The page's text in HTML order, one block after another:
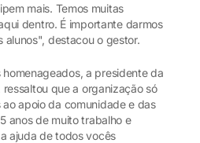
mais. Temos muitas
dentro. É importante darmos
alunos", destacou o gestor.
a presidente da
, ressaltou que a organização só
apoio da comunidade e das
anos de muito trabalho e
ajuda de todos vocês